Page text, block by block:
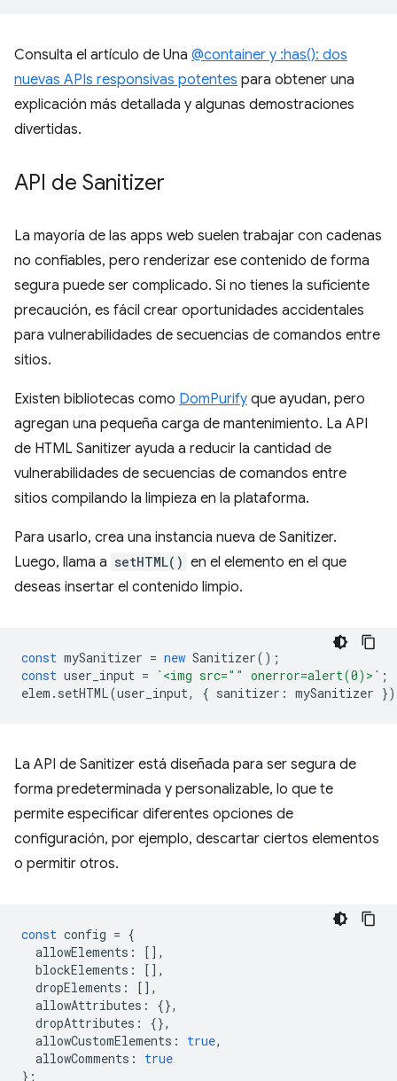
Consulta el artículo de Una @container y :has(): dos
nuevas APIs responsivas potentes para obtener una
explicación más detallada y algunas demostraciones
divertidas.
API de Sanitizer
La mayoría de las apps web suelen trabajar con cadenas
no confiables, pero renderizar ese contenido de forma
segura puede ser complicado. Si no tienes la suficiente
precaución, es fácil crear oportunidades accidentales
para vulnerabilidades de secuencias de comandos entre
sitios.
Existen bibliotecas como DomPurify que ayudan, pero
agregan una pequeña carga de mantenimiento. La API
de HTML Sanitizer ayuda a reducir la cantidad de
vulnerabilidades de secuencias de comandos entre
sitios compilando la limpieza en la plataforma.
Para usarlo, crea una instancia nueva de Sanitizer.
Luego, llama a setHTML() en el elemento en el que
deseas insertar el contenido limpio.
const mySanitizer = new Sanitizer();
const user_input = `<img src="" onerror=alert(0)>` ;
elem . setHTML(user_input, { sanitizer : mySanitizer
La API de Sanitizer está diseñada para ser segura de
forma predeterminada y personalizable, lo que te
permite especificar diferentes opciones de
configuración, por ejemplo, descartar ciertos elementos
o permitir otros.
const config = {
allowElements :
[],
blockElements :
[],
dropElements :
[],
allowAttributes :
{},
dropAttributes :
{},
allowCustomElements : true,
allowComments :
true
};